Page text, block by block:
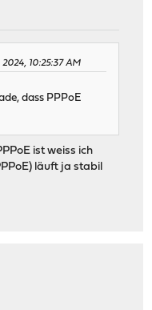
10:25:37 AM
dass PPPoE
ist weiss ich
läuft ja stabil